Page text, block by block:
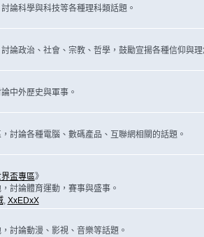
論科學與科技等各種理科類話題。
論政治、社會、宗教、哲學，鼓勵宣揚各種信仰與理
中外歷史與軍事。
討論各種電腦、數碼產品、互聯網相關的話題。
盃專區》
討論體育運動，賽事與盛事。
, XxEDxX
討論動漫、影視、音樂等話題。